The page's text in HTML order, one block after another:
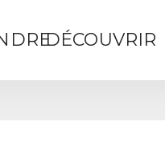
DÉCOUVRIR